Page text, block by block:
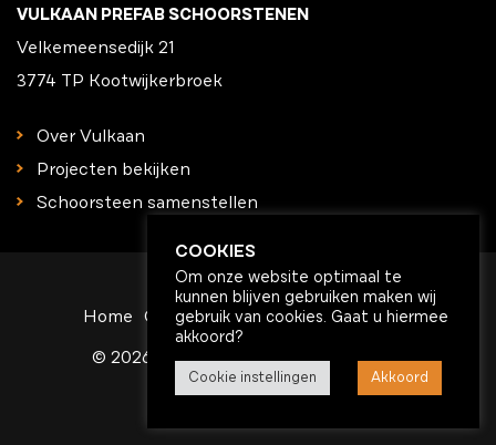
VULKAAN PREFAB SCHOORSTENEN
Velkemeensedijk 21
3774 TP Kootwijkerbroek
Over Vulkaan
Projecten bekijken
Schoorsteen samenstellen
Home Contact Algemene voorwaarden
© 2026
Vulkaan Prefab Schoorstenen
COOKIES
Om onze website optimaal te
kunnen blijven gebruiken maken wij
gebruik van cookies. Gaat u hiermee
akkoord?
Cookie instellingen Akkoord